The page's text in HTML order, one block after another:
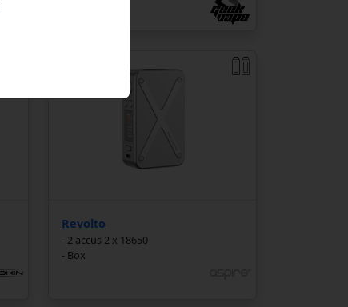
Revolto
- 2 accus 2 x 18650
- Box